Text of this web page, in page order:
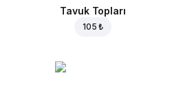
Tavuk Topları
105 ₺